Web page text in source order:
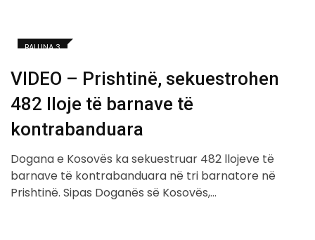
BALLINA 3
VIDEO – Prishtinë, sekuestrohen
482 lloje të barnave të
kontrabanduara
Dogana e Kosovës ka sekuestruar 482 llojeve të
barnave të kontrabanduara në tri barnatore në
Prishtinë. Sipas Doganës së Kosovës,…